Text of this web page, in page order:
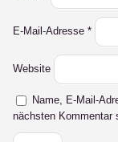
E-Mail-Adresse *
Website
Name, E-Mail-
nächsten Kommentar